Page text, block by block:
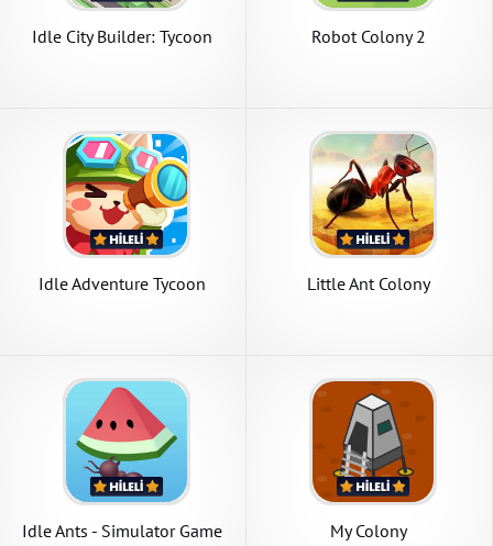
Idle City Builder: Tycoon
Robot Colony 2
Idle Adventure Tycoon Little Ant Colony
Idle Ants - Simulator Game My Colony